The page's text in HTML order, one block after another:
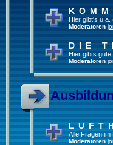
Hier gibt's
Moderatoren
DIE
Hier gibts
Moderatoren
Alle Fragen im
Moderatoren